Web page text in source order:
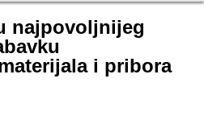
najpovoljnijeg
i pribora